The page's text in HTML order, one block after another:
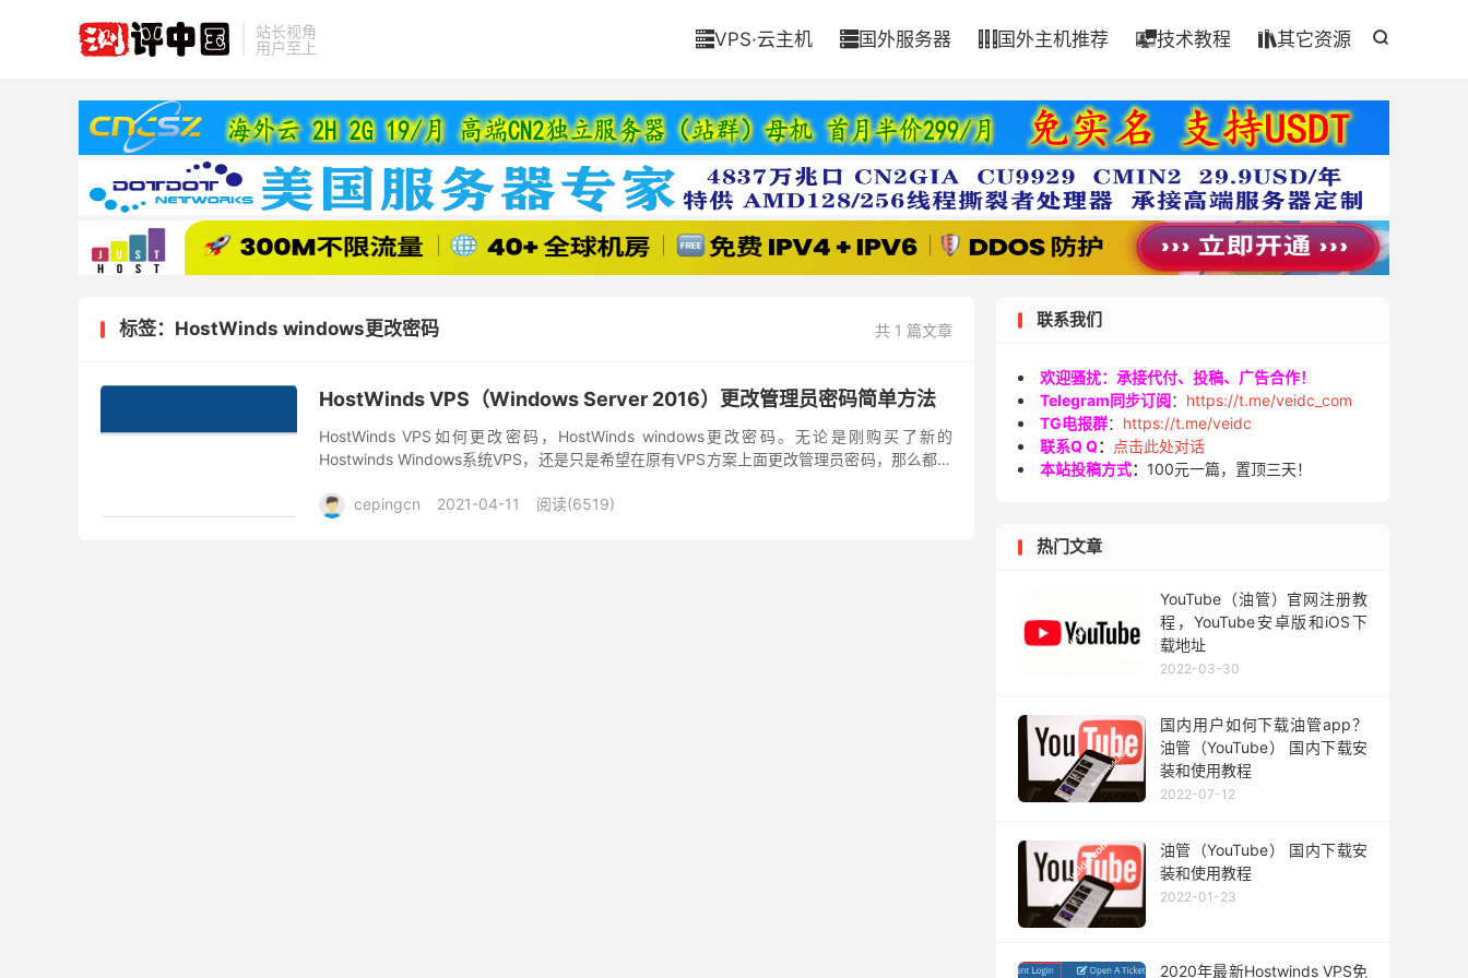
站长视角
用户至上

VPS·云主机 国外服务器  国外主机推荐 技术教程 其它资源
共 1 篇文章
标签：HostWinds windows更改密码
HostWinds VPS（Windows Server 2016）更改管理员密码简单方法
HostWinds VPS如何更改密码，HostWinds windows更改密码。无论是刚购买了新的
Hostwinds Windows系统VPS，还是只是希望在原有VPS方案上面更改管理员密码，那么都可
cepingcn
2021-04-11 阅读(6519)
联系我们
欢迎骚扰：承接代付、投稿、广告合作！
Telegram同步订阅： https://t.me/veidc_com
TG电报群： https://t.me/veidc
联系Q Q：
点击此处对话
本站投稿方式： 100元一篇，置顶三天！
热门文章
YouTube（油管）官网注册教
程，YouTube安卓版和iOS下
载地址
2022-03-30
国内用户如何下载油管app？
油管（YouTube） 国内下载安
装和使用教程
2022-07-12
油管（YouTube） 国内下载安
装和使用教程
2022-01-23
2020年最新Hostwinds VPS免